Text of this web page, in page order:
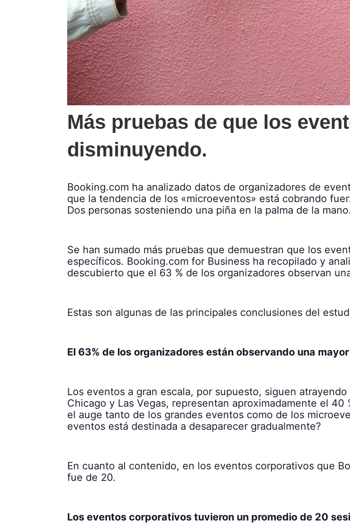
Más pruebas de que los
disminuyendo.
Booking.com ha analizado datos de organizadores de
que la tendencia de los «microeventos» está cobrando
Dos personas sosteniendo una piña en la palma de la mano.
Se han sumado más pruebas que demuestran que los
específicos. Booking.com for Business ha recopilado y
descubierto que el 63 % de los organizadores observan
Estas son algunas de las principales conclusiones del
El 63% de los organizadores están observando una
Los eventos a gran escala, por supuesto, siguen
Chicago y Las Vegas, representan aproximadamente el
el auge tanto de los grandes eventos como de los
eventos está destinada a desaparecer gradualmente?
En cuanto al contenido, en los eventos corporativos que
fue de 20.
Los eventos corporativos tuvieron un promedio de 20